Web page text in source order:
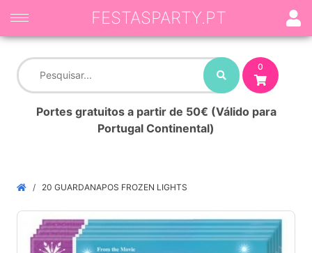
0
Portes gratuitos a partir de 50€ (Válido para
Portugal Continental)
FESTASPARTY.PT
20 GUARDANAPOS FROZEN LIGHTS